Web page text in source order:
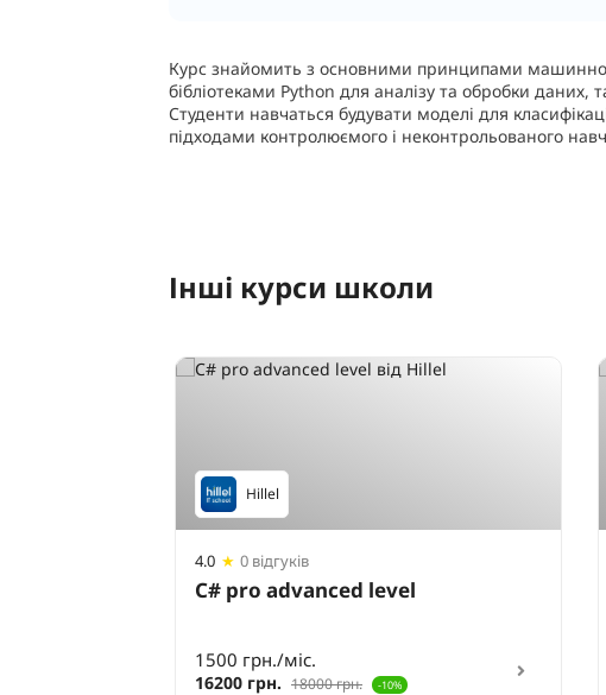
Курс знайомить з основними принципами
бібліотеками Python для аналізу та обробки
Студенти навчаться будувати моделі для
підходами контролюємого і неконтрольованого
Інші курси школи
Hillel
4.0 ★ 0 відгуків
C# pro advanced level
1500 грн./міс.
16200 грн. 18000 грн. -10%